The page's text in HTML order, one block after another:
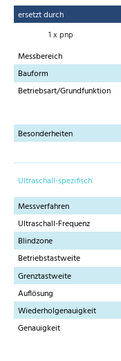
ersetzt durch
1 x pnp
Messbereich
Bauform
Betriebsart/Grundfunktion
Besonderheiten
Ultraschall-spezifisch
Messverfahren
Ultraschall-Frequenz
Blindzone
Betriebstastweite
Grenztastweite
Auflösung
Wiederholgenauigkeit
Genauigkeit